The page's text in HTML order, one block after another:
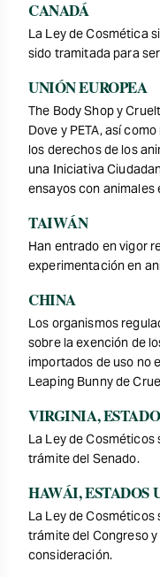
CANADÁ
La Ley de Cosmética
sido tramitada para
UNIÓN EUROPEA
The Body Shop y
Dove y PETA, así
los derechos de los
una Iniciativa
ensayos con animales
TAIWÁN
Han entrado en vigor
experimentación en
CHINA
Los organismos
sobre la exención de
importados de uso no
Leaping Bunny de
VIRGINIA,
La Ley de Cosméticos
trámite del Senado.
HAWÁI, ESTADOS
La Ley de Cosméticos
trámite del Congreso
consideración.